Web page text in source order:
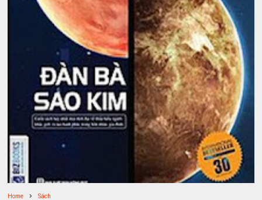
Home Sách